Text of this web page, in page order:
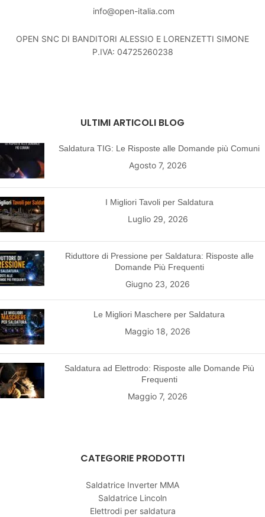
info@open-italia.com
OPEN SNC DI BANDITORI ALESSIO E LORENZETTI SIMONE
P.IVA: 04725260238
ULTIMI ARTICOLI BLOG
Saldatura TIG: Le Risposte alle Domande più Comuni
Agosto 7, 2026
I Migliori Tavoli per Saldatura
Luglio 29, 2026
Riduttore di Pressione per Saldatura: Risposte alle
Domande Più Frequenti
Giugno 23, 2026
Le Migliori Maschere per Saldatura
Maggio 18, 2026
Saldatura ad Elettrodo: Risposte alle Domande Più
Frequenti
Maggio 7, 2026
CATEGORIE PRODOTTI
Saldatrice Inverter MMA
Saldatrice Lincoln
Elettrodi per saldatura